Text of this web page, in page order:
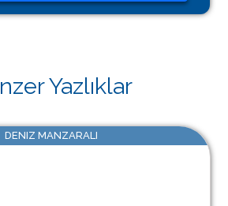
Yazlıklar
DENIZ MANZARALI